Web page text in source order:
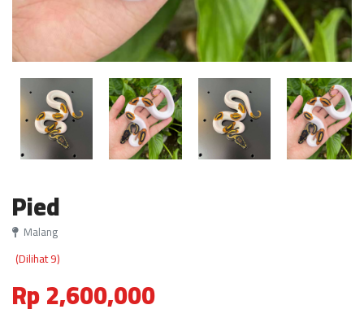
Pied
Malang
(Dilihat 9)
Rp 2,600,000